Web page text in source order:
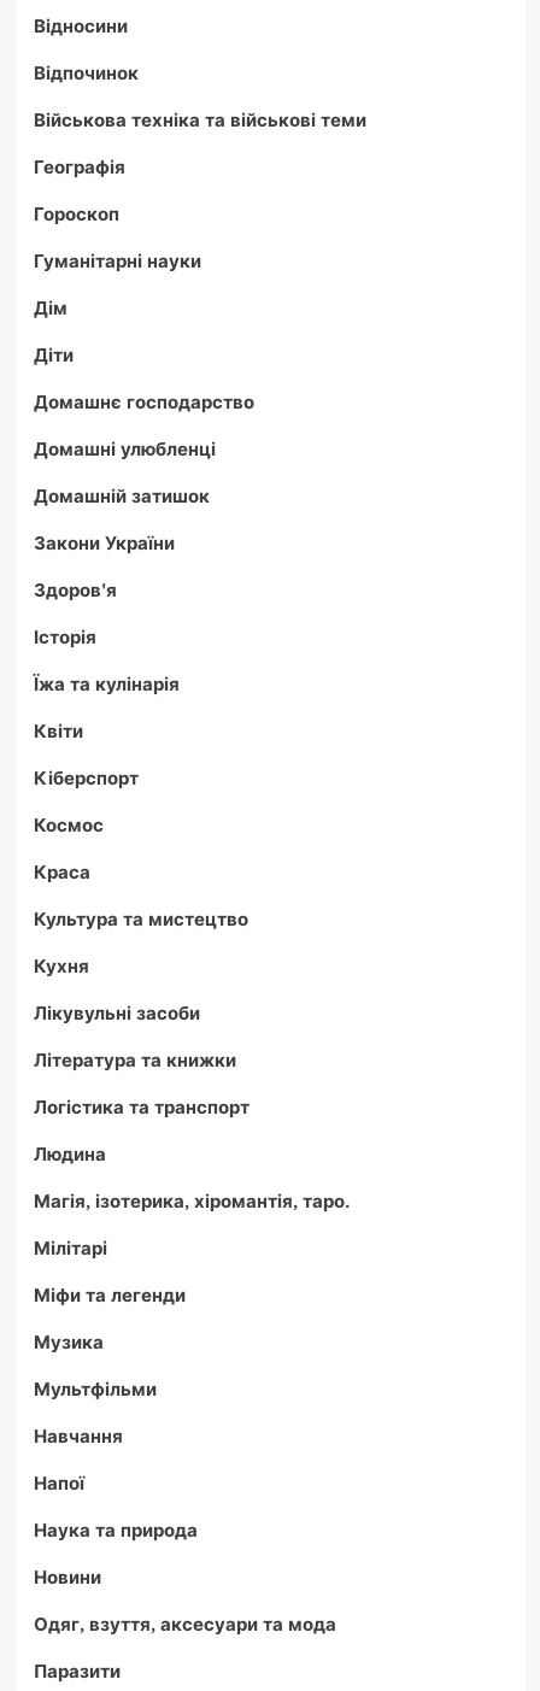
Відносини
Відпочинок
Військова техніка та військові теми
Географія
Гороскоп
Гуманітарні науки
Дім
Діти
Домашнє господарство
Домашні улюбленці
Домашній затишок
Закони України
Здоров'я
Історія
Їжа та кулінарія
Квіти
Кіберспорт
Космос
Краса
Культура та мистецтво
Кухня
Лікувульні засоби
Література та книжки
Логістика та транспорт
Людина
Магія, ізотерика, хіромантія, таро.
Мілітарі
Міфи та легенди
Музика
Мультфільми
Навчання
Напої
Наука та природа
Новини
Одяг, взуття, аксесуари та мода
Паразити